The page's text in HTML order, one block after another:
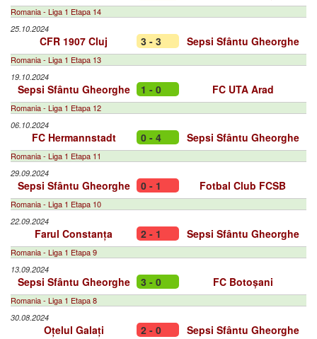
Romania - Liga 1 Etapa 14
25.10.2024
CFR 1907 Cluj 3 - 3 Sepsi Sfântu Gheorghe
Romania - Liga 1 Etapa 13
19.10.2024
Sepsi Sfântu Gheorghe 1 - 0 FC UTA Arad
Romania - Liga 1 Etapa 12
06.10.2024
FC Hermannstadt 0 - 4 Sepsi Sfântu Gheorghe
Romania - Liga 1 Etapa 11
29.09.2024
Sepsi Sfântu Gheorghe 0 - 1 Fotbal Club FCSB
Romania - Liga 1 Etapa 10
22.09.2024
Farul Constanța 2 - 1 Sepsi Sfântu Gheorghe
Romania - Liga 1 Etapa 9
13.09.2024
Sepsi Sfântu Gheorghe 3 - 0 FC Botoșani
Romania - Liga 1 Etapa 8
30.08.2024
Oțelul Galați 2 - 0 Sepsi Sfântu Gheorghe